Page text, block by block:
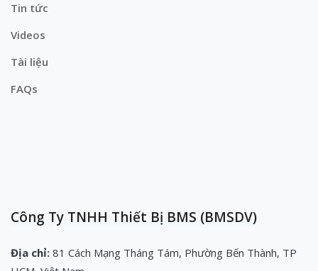
Tin tức
Videos
Tài liệu
FAQs
Công Ty TNHH Thiết Bị BMS (BMSDV)
Địa chỉ: 81 Cách Mạng Tháng Tám, Phường Bến Thành, TP